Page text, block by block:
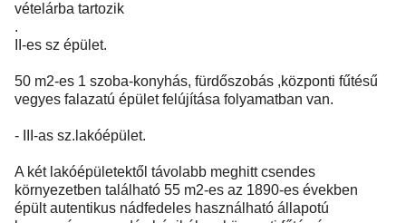
vételárba tartozik
.
II-es sz épület.
50 m2-es 1 szoba-konyhás, fürdőszobás ,központi fűtésű
vegyes falazatú épület felújítása folyamatban van.
- III-as sz.lakóépület.
A két lakóépületektől távolabb meghitt csendes
környezetben található 55 m2-es az 1890-es években
épült autentikus nádfedeles használható állapotú